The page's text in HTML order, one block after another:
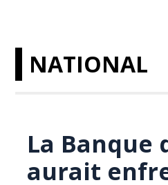
NATIONAL
La Banque
aurait